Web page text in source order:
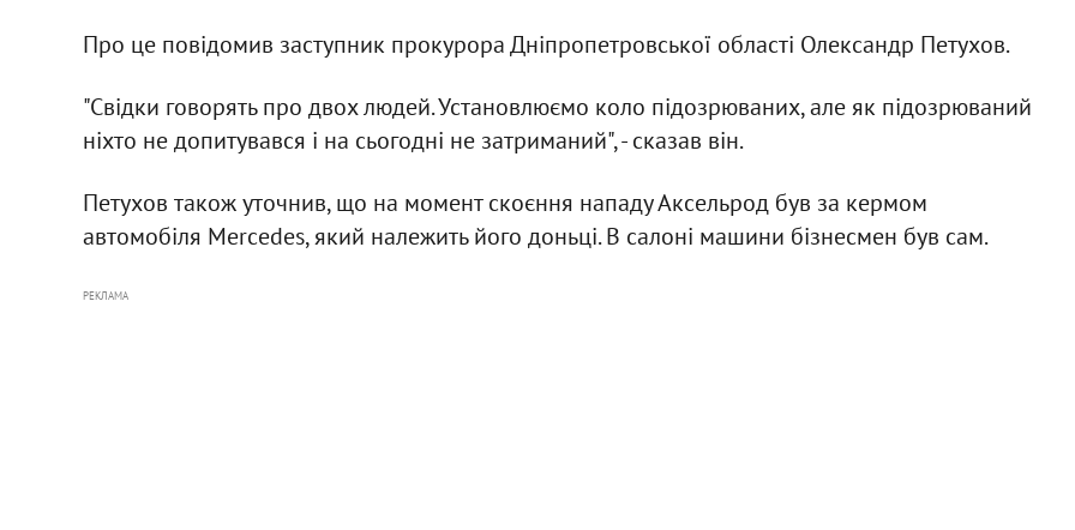
Про це повідомив заступник прокурора Дніпропетровської області Олександр Петухов.
"Свідки говорять про двох людей. Установлюємо коло підозрюваних, але як підозрюваний
ніхто не допитувався і на сьогодні не затриманий", - сказав він.
Петухов також уточнив, що на момент скоєння нападу Аксельрод був за кермом
автомобіля Mercedes, який належить його доньці. В салоні машини бізнесмен був сам.
РЕКЛАМА